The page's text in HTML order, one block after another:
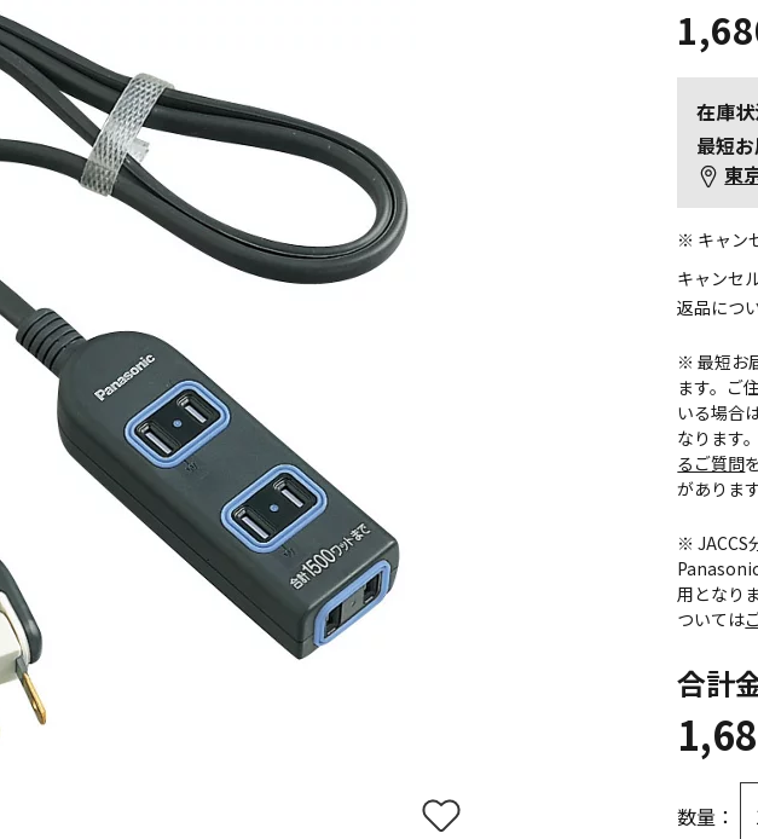
在庫
最短
東
※ キャン
キャンセ
返品につ
※ 最短お
ます。ご
いる場合
なります
るご質問
があります
※ JACCS
用となり
ついては
合計
数量：